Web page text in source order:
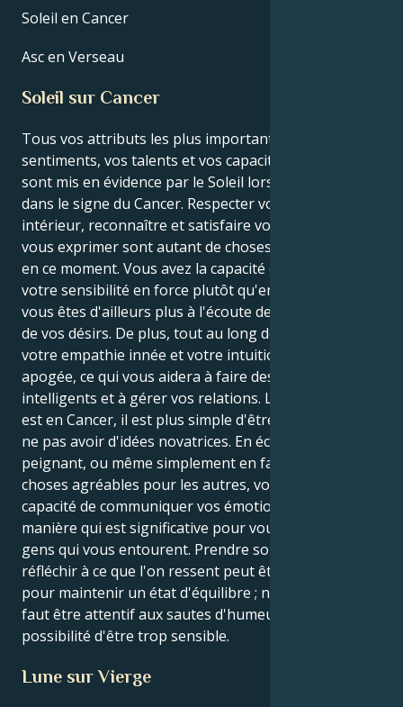
Soleil en Cancer
Asc en Verseau
Soleil sur Cancer
Tous vos attributs les plus importants, y compris vos
sentiments, vos talents et vos capacités créatives,
sont mis en évidence par le Soleil lorsqu'il se trouve
dans le signe du Cancer. Respecter votre monde
intérieur, reconnaître et satisfaire vos besoins, et
vous exprimer sont autant de choses cruciales à faire
en ce moment. Vous avez la capacité de transformer
votre sensibilité en force plutôt qu'en faiblesse, et
vous êtes d'ailleurs plus à l'écoute de vos envies et
de vos désirs. De plus, tout au long de cette période,
votre empathie innée et votre intuition sont à leur
apogée, ce qui vous aidera à faire des choix
intelligents et à gérer vos relations. Lorsque le Soleil
est en Cancer, il est plus simple d'être sincère et de
ne pas avoir d'idées novatrices. En écrivant, en
peignant, ou même simplement en faisant des
choses agréables pour les autres, vous avez la
capacité de communiquer vos émotions d'une
manière qui est significative pour vous et pour les
gens qui vous entourent. Prendre soin de soi et
réfléchir à ce que l'on ressent peut être bénéfique
pour maintenir un état d'équilibre ; néanmoins, il
faut être attentif aux sautes d'humeur et à la
possibilité d'être trop sensible.
Lune sur Vierge